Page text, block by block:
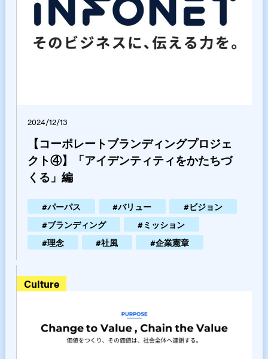
2024/12/13
【コーポレートブランディングプロジェ
クト④】「アイデンティティをかたちづ
くる」編
#パーパス #バリュー #ビジョン
#ブランディング #ミッション
#理念 #社風 #企業憲章
culture